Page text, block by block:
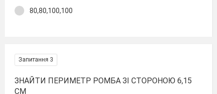
80,80,100,100
Запитання 3
ЗНАЙТИ ПЕРИМЕТР РОМБА ЗІ СТОРОНОЮ 6,15
СМ